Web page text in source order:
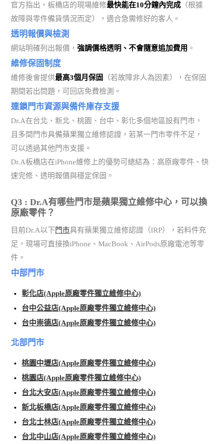
官方指出，板橋店的現場維修最快能在10分鐘內完成 （根據
故障與零件備貨情況而定），適合急需修好的客人。
透明報價與檢測
網站明確列出報價，強調價格透明、不會隨意追加費用 。
維修保固制度
維修後會提供最高3個月保固
（若故障非人為因素），在保固
期間若出問題，可回店免費檢測。
連鎖門市資源與備件庫存支援
Dr.A在台北、新北、桃園、台中、彰化多個地區設有門市，
且多間門市具備蘋果獨立維修認證，若某一門市零件不足，
可以透過其他門市支援。
Dr.A板橋店在iPhone維修上的優勢可總結為：高原廠零件、快
速完修、透明報價與穩定保固。
Q3 : Dr.A有哪些門市是蘋果獨立維修中心，可以換
原廠零件？
目前Dr.A以下 門市具有蘋果獨立維修認證（IRP），若料件充
足，現場可直接換iPhone、MacBook、AirPods原廠電池等零
件。
中部門市
彰化店(Apple原廠零件獨立維修中心)
台中公益店(Apple原廠零件獨立維修中心)
台中崇德店(Apple原廠零件獨立維修中心)
北部門市
桃園中壢店(Apple原廠零件獨立維修中心)
桃園店(Apple原廠零件獨立維修中心)
台北大安店(Apple原廠零件獨立維修中心)
新北板橋店(Apple原廠零件獨立維修中心)
台北士林店(Apple原廠零件獨立維修中心)
台北中山店(Apple原廠零件獨立維修中心)